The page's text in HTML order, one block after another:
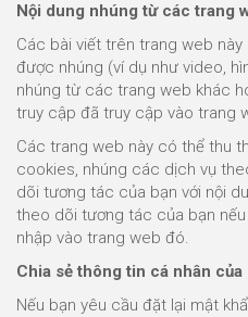
Nội dung nhúng từ các trang
Các bài viết trên trang web
được nhúng (ví dụ như video,
nhúng từ các trang web khác
truy cập đã truy cập vào trang
Các trang web này có thể thu
cookies, nhúng các dịch vụ
dõi tương tác của bạn với nội
theo dõi tương tác của bạn
nhập vào trang web đó.
Chia sẻ thông tin cá nhân của
Nếu bạn yêu cầu đặt lại mật